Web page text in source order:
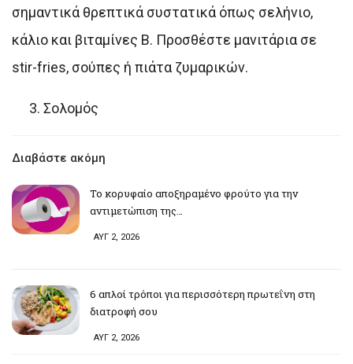
σημαντικά θρεπτικά συστατικά όπως σελήνιο,
κάλιο και βιταμίνες Β. Προσθέστε μανιτάρια σε
stir-fries, σούπες ή πιάτα ζυμαρικών.
Σολομός
Διαβάστε ακόμη
Το κορυφαίο αποξηραμένο φρούτο για την
αντιμετώπιση της…
ΑΥΓ 2, 2026
6 απλοί τρόποι για περισσότερη πρωτεΐνη στη
διατροφή σου
ΑΥΓ 2, 2026